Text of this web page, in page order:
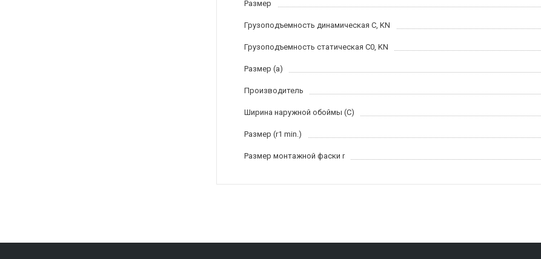
Размер
Грузоподъемность динамическая C, KN
Грузоподъемность статическая C0, KN
Размер (a)
Производитель
Ширина наружной обоймы (C)
Размер (r1 min.)
Размер монтажной фаски r